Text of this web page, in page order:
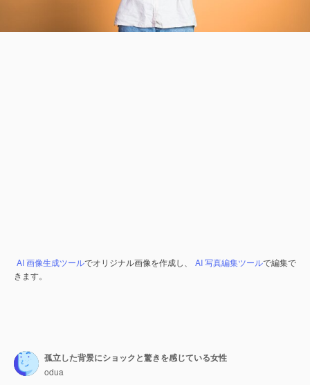
AI 画像生成ツールでオリジナル画像を作成し、 AI 写真編集ツールで編集で
きます。
孤立した背景にショックと驚きを感じている女性
odua